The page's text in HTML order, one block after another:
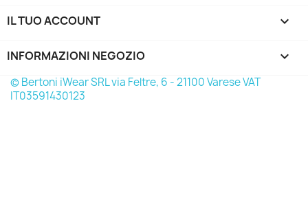
IL TUO ACCOUNT 
INFORMAZIONI NEGOZIO keyboard_arrow_down
© Bertoni iWear SRL via Feltre, 6 - 21100 Varese VAT
IT03591430123